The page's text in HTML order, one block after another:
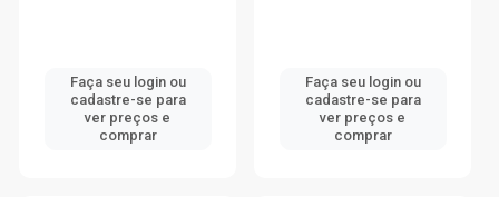
Faça seu login ou
cadastre-se para
ver preços e
comprar
Faça seu login ou
cadastre-se para
ver preços e
comprar